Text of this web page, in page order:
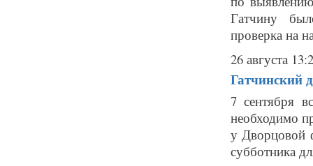
Гатчину
проверка на
26 августа
Гатчинский
7 сентября
необходимо
у Дворцовой
субботника